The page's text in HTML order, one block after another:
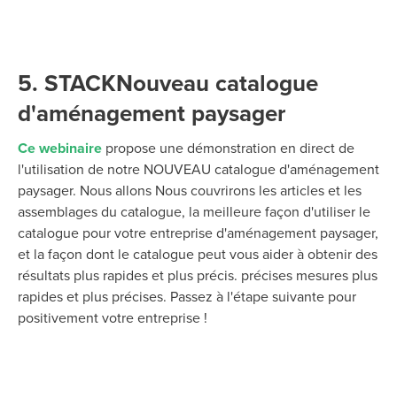
5. STACKNouveau catalogue
d'aménagement paysager
Ce webinaire propose une démonstration en direct de
l'utilisation de notre NOUVEAU catalogue d'aménagement
paysager. Nous allons Nous couvrirons les articles et les
assemblages du catalogue, la meilleure façon d'utiliser le
catalogue pour votre entreprise d'aménagement paysager,
et la façon dont le catalogue peut vous aider à obtenir des
résultats plus rapides et plus précis. précises mesures plus
rapides et plus précises. Passez à l'étape suivante pour
positivement votre entreprise !